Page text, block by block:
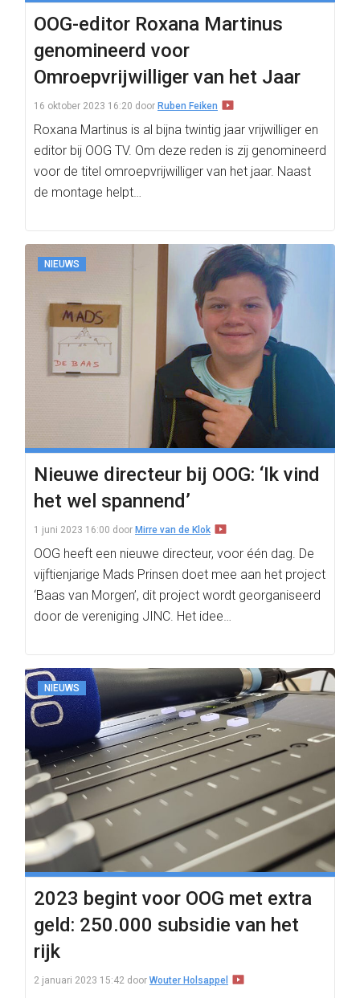
OOG-editor Roxana Martinus
genomineerd voor
Omroepvrijwilliger van het Jaar
16 oktober 2023 16:20 door Ruben Feiken
Roxana Martinus is al bijna twintig jaar vrijwilliger en
editor bij OOG TV. Om deze reden is zij genomineerd
voor de titel omroepvrijwilliger van het jaar. Naast
de montage helpt…
NIEUWS
Nieuwe directeur bij OOG: ‘Ik vind
het wel spannend’
1 juni 2023 16:00 door Mirre van de Klok
OOG heeft een nieuwe directeur, voor één dag. De
vijftienjarige Mads Prinsen doet mee aan het project
‘Baas van Morgen’, dit project wordt georganiseerd
door de vereniging JINC. Het idee…
NIEUWS
2023 begint voor OOG met extra
geld: 250.000 subsidie van het
rijk
2 januari 2023 15:42 door Wouter Holsappel